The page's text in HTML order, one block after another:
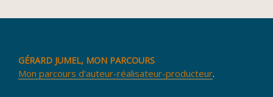
GÉRARD JUMEL, MON PARCOURS
Mon parcours d'auteur-réalisateur-producteur.